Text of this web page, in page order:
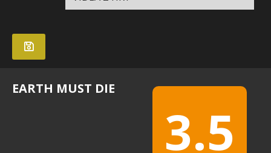
3.5
EARTH MUST DIE